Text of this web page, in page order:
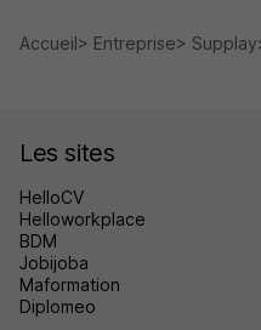
Accueil Entreprise Supplay
Les sites
HelloCV
Helloworkplace
BDM
Jobijoba
Maformation
Diplomeo